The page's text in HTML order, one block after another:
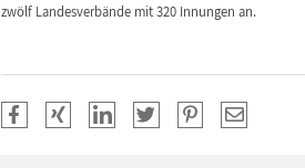
zwölf Landesverbände mit 320 Innungen an.